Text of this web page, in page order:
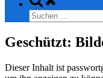
search
form
Suchen
nach:
Geschützt:
Dieser Inhalt ist